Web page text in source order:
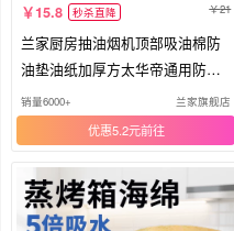
15.8 秒杀直降 21
兰家厨房抽油烟机顶部吸油棉防
油垫油纸加厚方太华帝通用防油
贴纸
销量6000+ 兰家旗舰店
优惠5.2元